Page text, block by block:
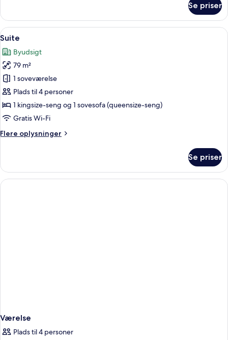
til
pool
suite
2
-
udsigt
til
pool
Se priser
Indlæs
alle
billeder
af
Suite
En balkon med udsigt over
19
Suite
Byudsigt
79 m²
1 soveværelse
Plads til 4 personer
1 kingsize-seng og 1 sovesofa (queensize-seng)
Gratis Wi-Fi
Flere oplysninger
Flere
Se priser
Værelse
Plads til 4 personer